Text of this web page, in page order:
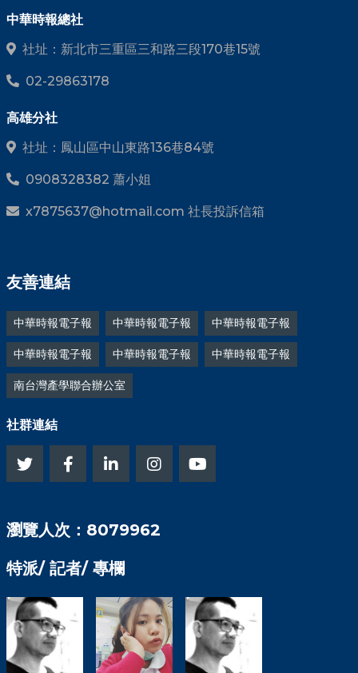
中華時報總社
社址：新北市三重區三和路三段170巷15號
02-29863178
高雄分社
社址：鳳山區中山東路136巷84號
0908328382 蕭小姐
x7875637@hotmail.com 社長投訴信箱
友善連結
中華時報電子報 中華時報電子報 中華時報電子報
中華時報電子報 中華時報電子報 中華時報電子報
南台灣產學聯合辦公室
社群連結
瀏覽人次：8079962
特派/ 記者/ 專欄